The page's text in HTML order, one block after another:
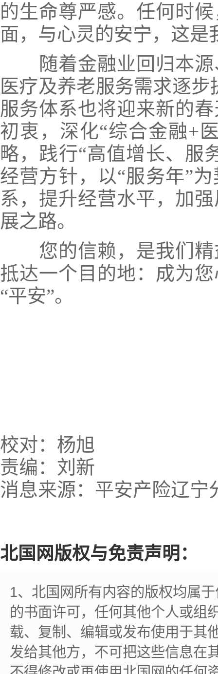
的生命尊严感。 任何时
面，与心灵的安宁，这是
随着金融业回归本
医疗及养老服务需求逐
服务体系也将迎来新的
初衷， 深化“综合金融+
略，践行“高值增长、服
经营方针， 以“服务年”
系，提升经营水平，加
展之路。
您的信赖，是我们
抵达一个目的地： 成为
“平安”。
校对：杨旭
责编：刘新
消息来源：平安产险辽宁
北国网版权与免责声明：
1、北国网所有内容的版权均属
的书面许可，任何其他个人或组
载、复制、编辑或发布使用于其
发给其他方，不可把这些信息在